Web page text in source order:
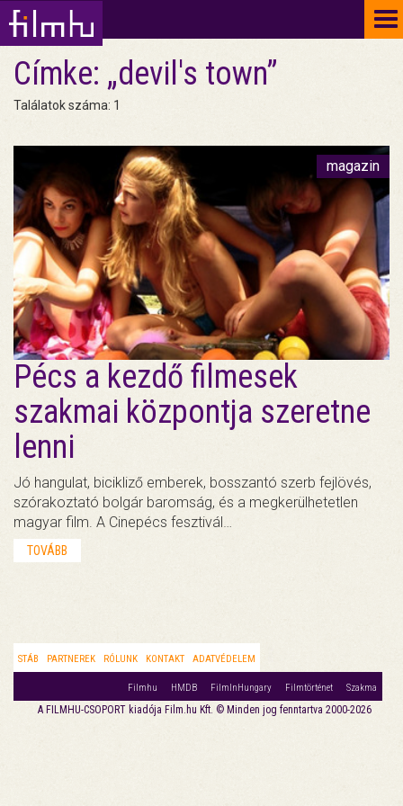
Címke: „devil's town”
Találatok száma: 1
magazin
Pécs a kezdő filmesek
szakmai központja szeretne
lenni
Jó hangulat, bicikliző emberek, bosszantó szerb fejlövés,
szórakoztató bolgár baromság, és a megkerülhetetlen
magyar film. A Cinepécs fesztivál…
TOVÁBB
STÁB PARTNEREK RÓLUNK KONTAKT ADATVÉDELEM
Filmhu HMDB FilmInHungary Filmtörténet Szakma
A FILMHU-CSOPORT kiadója Film.hu Kft. © Minden jog fenntartva 2000-2026